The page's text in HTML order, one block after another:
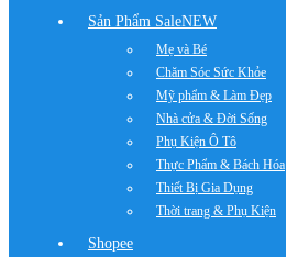
Sản Phẩm SaleNEW
Mẹ và Bé
Chăm Sóc Sức Khỏe
Mỹ phẩm & Làm Đẹp
Nhà cửa & Đời Sống
Phụ Kiện Ô Tô
Thực Phẩm & Bách Hóa
Thiết Bị Gia Dụng
Thời trang & Phụ Kiện
Shopee